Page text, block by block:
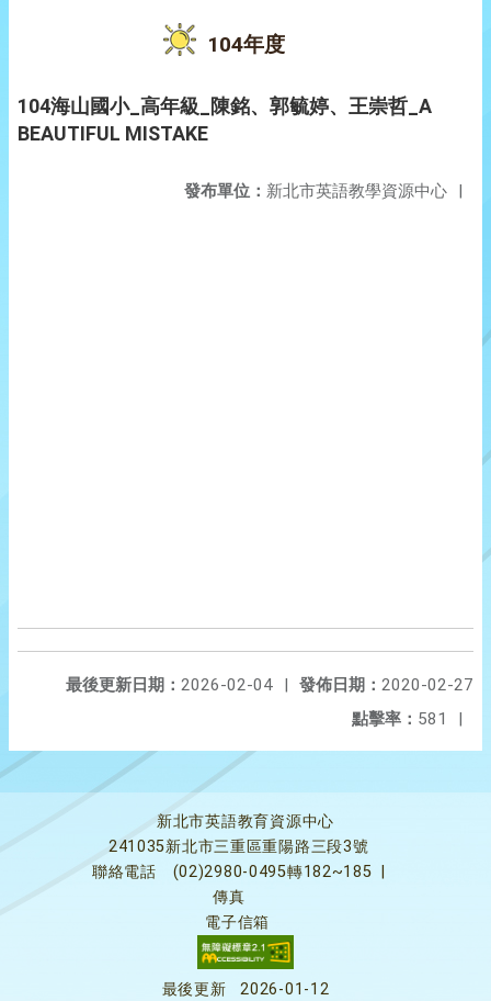
104年度
104海山國小_高年級_陳銘、郭毓婷、王崇哲_A
BEAUTIFUL MISTAKE
發布單位： 新北市英語教學資源中心 |
發佈日期： 2020-02-27
最後更新日期： 2026-02-04
|
點擊率： 581 |
新北市英語教育資源中心
241035新北市三重區重陽路三段3號
聯絡電話
(02)2980-0495轉182~185
傳真
電子信箱
最後更新 2026-01-12